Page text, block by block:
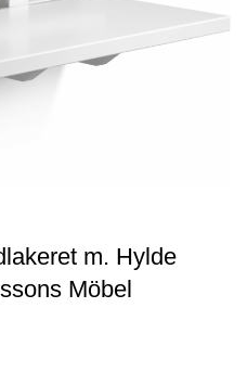
m. Hylde
Möbel